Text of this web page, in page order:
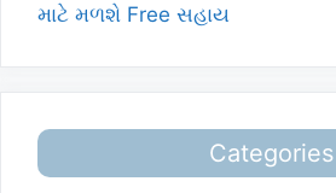
માટે મળશે Free સહાય
Categories